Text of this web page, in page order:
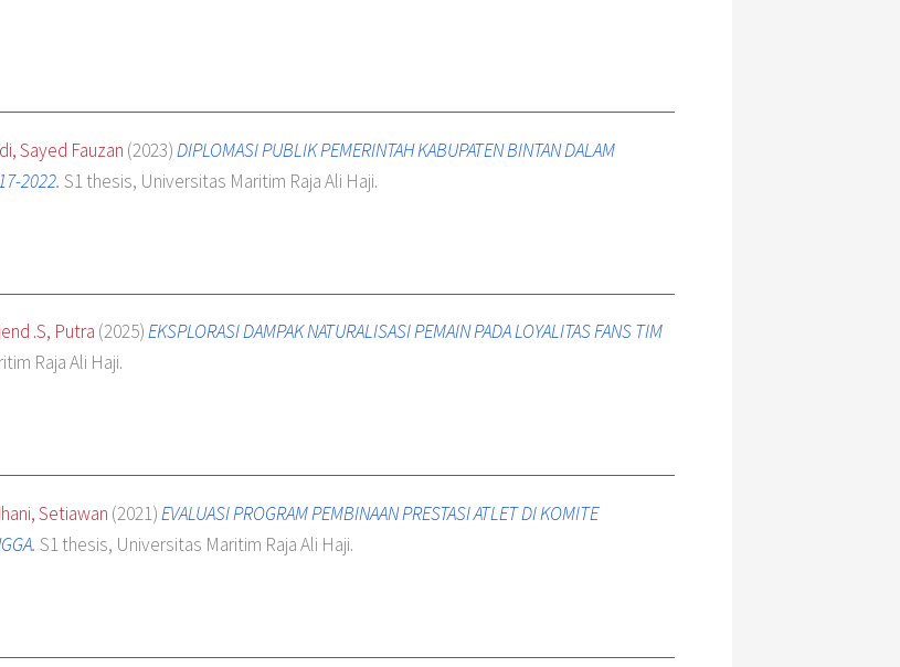
Sayed Fauzan (2023)DIPLOMASI PUBLIK PEMERINTAH KABUPATEN BINTAN DALAM
2022. S1 thesis, Universitas Maritim Raja Ali Haji.
.S, Putra (2025)EKSPLORASI DAMPAK NATURALISASI PEMAIN PADA LOYALITAS FANS TIM
Raja Ali Haji.
Setiawan (2021)EVALUASI PROGRAM PEMBINAAN PRESTASI ATLET DI KOMITE
S1 thesis, Universitas Maritim Raja Ali Haji.